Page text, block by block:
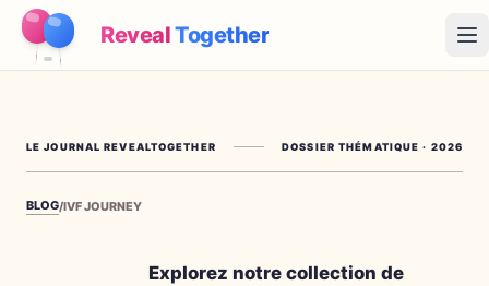
RevealTogether
Démo
Jeux
LE JOURNAL REVEALTOGETHER DOSSIER THÉMATIQUE · 2026
BLOG/IVF JOURNEY
Explorez notre collection de